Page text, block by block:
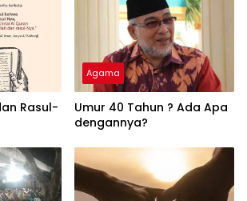
Rasul-
Agama
Umur 40 Tahun ? Ada Apa
dengannya?